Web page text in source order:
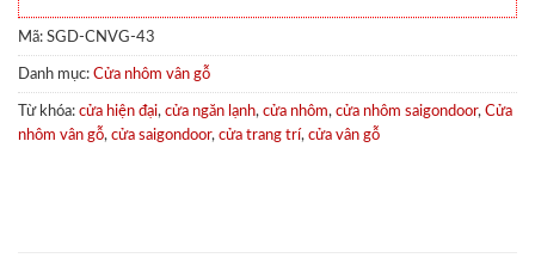
Mã: SGD-CNVG-43
Danh mục: Cửa nhôm vân gỗ
Từ khóa: cửa hiện đại, cửa ngăn lạnh, cửa nhôm, cửa nhôm saigondoor, Cửa
nhôm vân gỗ, cửa saigondoor, cửa trang trí, cửa vân gỗ